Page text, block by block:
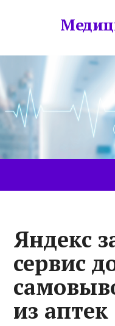
Яндекс
сервис
из аптек